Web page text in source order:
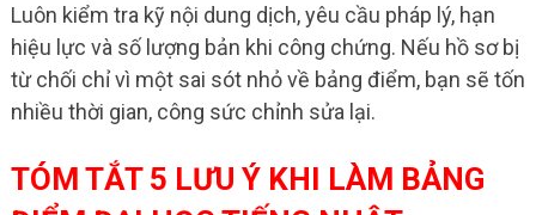
Luôn kiểm tra kỹ nội dung dịch, yêu cầu pháp lý, hạn
hiệu lực và số lượng bản khi công chứng. Nếu hồ sơ bị
từ chối chỉ vì một sai sót nhỏ về bảng điểm, bạn sẽ tốn
nhiều thời gian, công sức chỉnh sửa lại.
TÓM TẮT 5 LƯU Ý KHI LÀM BẢNG